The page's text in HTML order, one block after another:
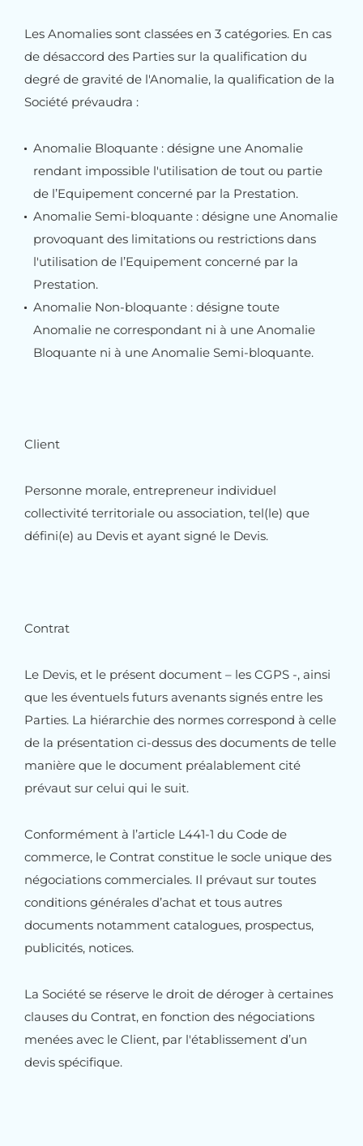
Les Anomalies sont classées en 3 catégories. En cas
de désaccord des Parties sur la qualification du
degré de gravité de l'Anomalie, la qualification de la
Société prévaudra :
Anomalie Bloquante : désigne une Anomalie
rendant impossible l'utilisation de tout ou partie
de l’Equipement concerné par la Prestation.
Anomalie Semi-bloquante : désigne une Anomalie
provoquant des limitations ou restrictions dans
l'utilisation de l’Equipement concerné par la
Prestation.
Anomalie Non-bloquante : désigne toute
Anomalie ne correspondant ni à une Anomalie
Bloquante ni à une Anomalie Semi-bloquante.
Client
Personne morale, entrepreneur individuel
collectivité territoriale ou association, tel(le) que
défini(e) au Devis et ayant signé le Devis.
Contrat
Le Devis, et le présent document – les CGPS -, ainsi
que les éventuels futurs avenants signés entre les
Parties. La hiérarchie des normes correspond à celle
de la présentation ci-dessus des documents de telle
manière que le document préalablement cité
prévaut sur celui qui le suit.
Conformément à l’article L441-1 du Code de
commerce, le Contrat constitue le socle unique des
négociations commerciales. Il prévaut sur toutes
conditions générales d’achat et tous autres
documents notamment catalogues, prospectus,
publicités, notices.
La Société se réserve le droit de déroger à certaines
clauses du Contrat, en fonction des négociations
menées avec le Client, par l'établissement d’un
devis spécifique.